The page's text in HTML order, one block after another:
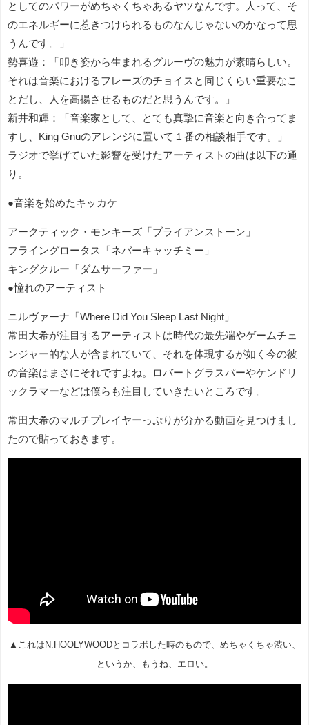
としてのパワーがめちゃくちゃあるヤツなんです。人って、そ
のエネルギーに惹きつけられるものなんじゃないのかなって思
うんです。」
勢喜遊：「叩き姿から生まれるグルーヴの魅力が素晴らしい。
それは音楽におけるフレーズのチョイスと同じくらい重要なこ
とだし、人を高揚させるものだと思うんです。」
新井和輝：「音楽家として、とても真摯に音楽と向き合ってま
すし、King Gnuのアレンジに置いて１番の相談相手です。」
ラジオで挙げていた影響を受けたアーティストの曲は以下の通
り。
●音楽を始めたキッカケ
アークティック・モンキーズ「ブライアンストーン」
フライングロータス「ネバーキャッチミー」
キングクルー「ダムサーファー」
●憧れのアーティスト
ニルヴァーナ「Where Did You Sleep Last Night」
常田大希が注目するアーティストは時代の最先端やゲームチェ
ンジャー的な人が含まれていて、それを体現するが如く今の彼
の音楽はまさにそれですよね。ロバートグラスパーやケンドリ
ックラマーなどは僕らも注目していきたいところです。
常田大希のマルチプレイヤーっぷりが分かる動画を見つけまし
たので貼っておきます。
▲これはN.HOOLYWOODとコラボした時のもので、めちゃくちゃ渋い、
というか、もうね、エロい。